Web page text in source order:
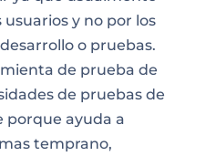
y no por los
o pruebas.
de prueba de
de pruebas de
porque ayuda a
temprano,